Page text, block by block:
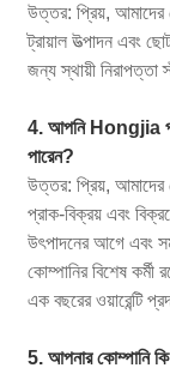
উত্তর: প্রিয়, আমাদের
ট্রায়াল উত্পাদন এবং
জন্য স্থায়ী
4. আপনি Hongjia
পারেন?
উত্তর: প্রিয়, আমাদের
প্রাক-বিক্রয় এবং
উৎপাদনের আগে এবং
কোম্পানির বিশেষ
এক বছরের ওয়ারেন্টি
5. আপনার কোম্পানি কি